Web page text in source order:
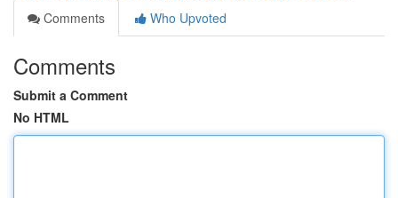
Comments
Who Upvoted
Comments
Submit a Comment
No HTML